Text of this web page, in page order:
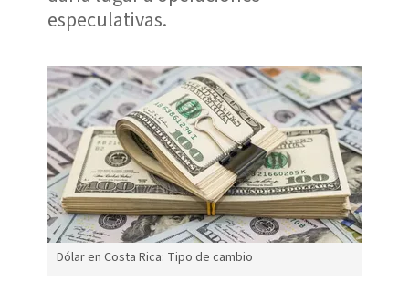
especulativas.
Dólar en Costa Rica: Tipo de cambio